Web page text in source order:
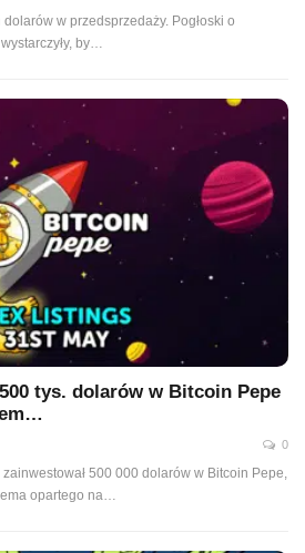
w przedsprzedaży. Pogłoski o
by…
tys. dolarów w Bitcoin Pepe
0
500 000 dolarów w Bitcoin Pepe,
opartego na…